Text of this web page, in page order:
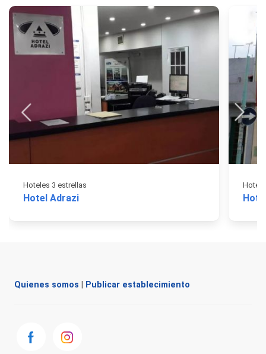
Hoteles 3 estrellas
Hotel Adrazi
Quienes somos Publicar establecimiento